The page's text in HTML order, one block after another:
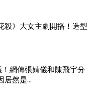
殺》大女主劇開播！造型
網傳張婧儀和陳飛宇分
居然是…